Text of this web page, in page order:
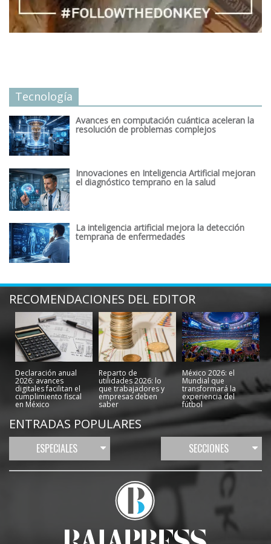
Tecnología
Avances en computación cuántica aceleran la
resolución de problemas complejos
Innovaciones en Inteligencia Artificial mejoran
el diagnóstico temprano en la salud
La inteligencia artificial mejora la detección
temprana de enfermedades
RECOMENDACIONES DEL EDITOR
Declaración anual
2026: avances
digitales facilitan el
cumplimiento fiscal
en México
Reparto de
utilidades 2026: lo
que trabajadores y
empresas deben
saber
México 2026: el
Mundial que
transformará la
experiencia del
fútbol
ENTRADAS POPULARES
ESPECIALES SECCIONES